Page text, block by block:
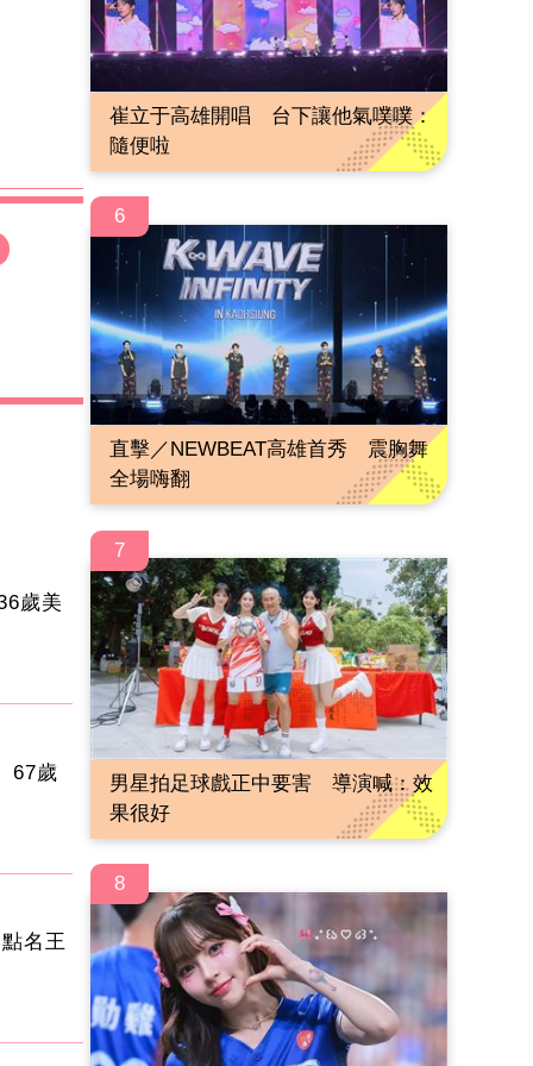
歲美
67歲
名王
崔立于高雄開唱 台下讓他氣噗噗：
隨便啦
6
直擊／NEWBEAT高雄首秀 震胸舞
全場嗨翻
7
男星拍足球戲正中要害 導演喊：效
果很好
8